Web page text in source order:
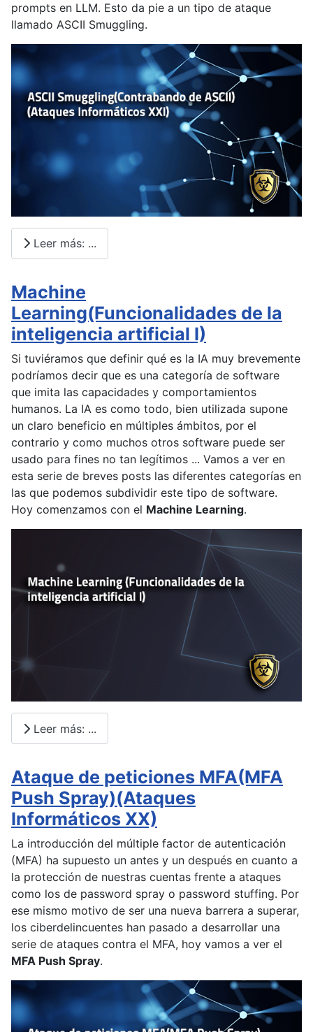
prompts en LLM. Esto da pie a un tipo de ataque
llamado ASCII Smuggling.
Leer más: ...
Machine
Learning(Funcionalidades de la
inteligencia artificial I)
Si tuviéramos que definir qué es la IA muy brevemente
podríamos decir que es una categoría de software
que imita las capacidades y comportamientos
humanos. La IA es como todo, bien utilizada supone
un claro beneficio en múltiples ámbitos, por el
contrario y como muchos otros software puede ser
usado para fines no tan legítimos ... Vamos a ver en
esta serie de breves posts las diferentes categorías en
las que podemos subdividir este tipo de software.
Hoy comenzamos con el Machine Learning.
Leer más: ...
Ataque de peticiones MFA(MFA
Push Spray)(Ataques
Informáticos XX)
La introducción del múltiple factor de autenticación
(MFA) ha supuesto un antes y un después en cuanto a
la protección de nuestras cuentas frente a ataques
como los de password spray o password stuffing. Por
ese mismo motivo de ser una nueva barrera a superar,
los ciberdelincuentes han pasado a desarrollar una
serie de ataques contra el MFA, hoy vamos a ver el
MFA Push Spray.